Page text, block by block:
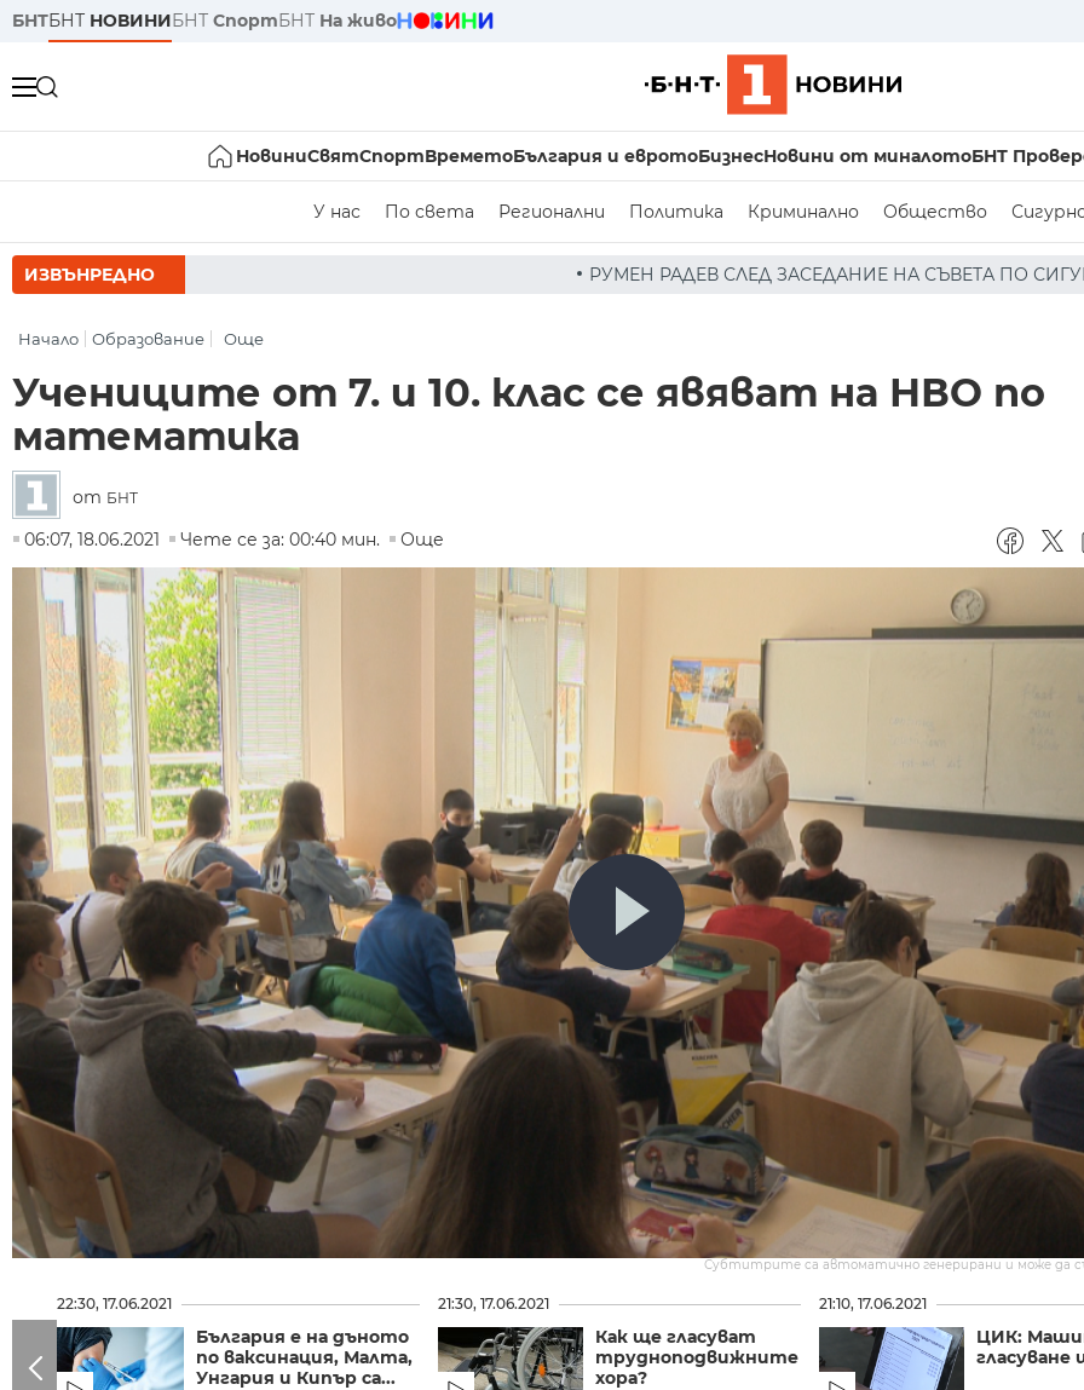
БНТБНТ НОВИНИБНТ СпортБНТ На живо
НовиниСвятСпортВреметоБългария и евротоБизнесНовини от миналотоБНТ
У нас По света Регионални Политика Криминално Общество
ИЗВЪНРЕДНО РУМЕН РАДЕВ СЛЕД ЗАСЕДАНИЕ НА СЪВЕТА ПО СИГУРНОСТТА: ДРОН Е
Начало Образование Още
Учениците от 7. и 10. клас се явяват на НВО по
математика
от БНТ
06:07, 18.06.2021
Чете се за: 00:40 мин. Още
Субтитрите са автоматично генерирани и може да
22:30, 17.06.2021
България е на дъното
по ваксинация, Малта,
Унгария и Кипър са...
21:30, 17.06.2021
Как ще гласуват
трудноподвижните
хора?
21:10, 17.06.2021
ЦИК:
гласуване